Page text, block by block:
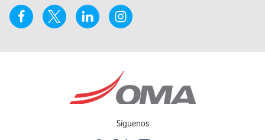
Síguenos